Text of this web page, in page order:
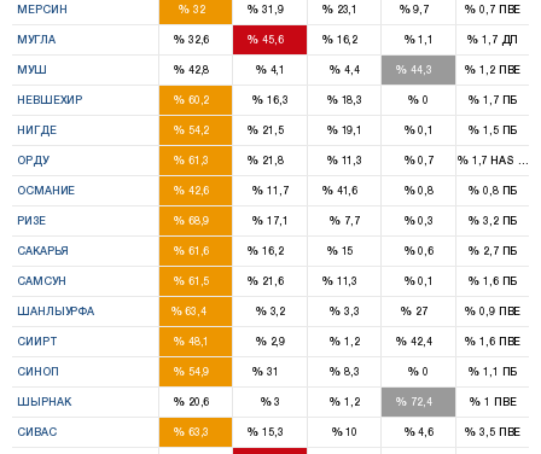
МЕРСИН %32 % 31,9 %23,1 %9,7 % 0,7 ПВЕ
МУГЛА %32,6 % 45,6 %16,2 %1,1 % 1,7 ДП
МУШ %42,8 %4,1 % 4,4 % 44,3 % 1,2 ПВЕ
НЕВШЕХИР %60,2 % 16,3 %18,3 % 0 % 1,7 ПБ
НИГДЕ %54,2 % 21,5 %19,1 %0,1 % 1,5 ПБ
ОРДУ %61,3 % 21,8 %11,3 %0,7 %1,7HAS
ОСМАНИЕ %42,6 % 11,7 %41,6 %0,8 % 0,8 ПБ
РИЗЕ %68,9 % 17,1 % 7,7 %0,3 % 3,2 ПБ
САКАРЬЯ %61,6 % 16,2 %15 %0,6 % 2,7 ПБ
САМСУН %61,5 % 21,6 %11,3 %0,1 % 1,6 ПБ
ШАНЛЫУРФА %63,4 %3,2 % 3,3 % 27 % 0,9 ПВЕ
СИИРТ %48,1 %2,9 % 1,2 % 42,4 % 1,6 ПВЕ
СИНОП %54,9 % 31 % 8,3 % 0 % 1,1 ПБ
ШЫРНАК %20,6 %3 % 1,2 % 72,4 % 1 ПВЕ
СИВАС %63,3 % 15,3 %10 %4,6 % 3,5 ПВЕ